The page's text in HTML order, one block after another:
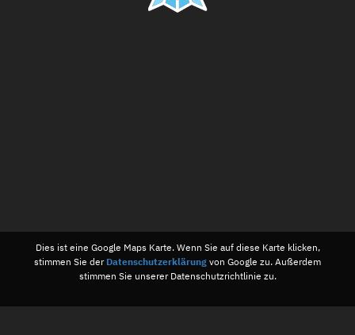
Dies ist eine Google Maps Karte. Wenn Sie auf diese Karte klicken,
stimmen Sie der Datenschutzerklärung von Google zu. Außerdem
stimmen Sie unserer Datenschutzrichtlinie zu.